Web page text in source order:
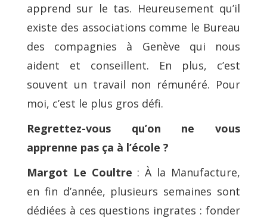
apprend sur le tas. Heureusement qu’il
existe des associations comme le Bureau
des compagnies à Genève qui nous
aident et conseillent. En plus, c’est
souvent un travail non rémunéré. Pour
moi, c’est le plus gros défi.
Regrettez-vous qu’on ne vous
apprenne pas ça à l’école ?
Margot Le Coultre : À la Manufacture,
en fin d’année, plusieurs semaines sont
dédiées à ces questions ingrates : fonder